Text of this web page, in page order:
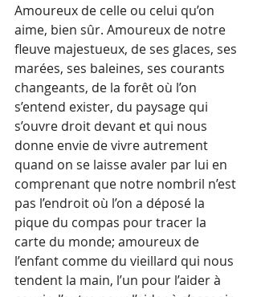
Amoureux de celle ou celui qu’on
aime, bien sûr. Amoureux de notre
fleuve majestueux, de ses glaces, ses
marées, ses baleines, ses courants
changeants, de la forêt où l’on
s’entend exister, du paysage qui
s’ouvre droit devant et qui nous
donne envie de vivre autrement
quand on se laisse avaler par lui en
comprenant que notre nombril n’est
pas l’endroit où l’on a déposé la
pique du compas pour tracer la
carte du monde; amoureux de
l’enfant comme du vieillard qui nous
tendent la main, l’un pour l’aider à